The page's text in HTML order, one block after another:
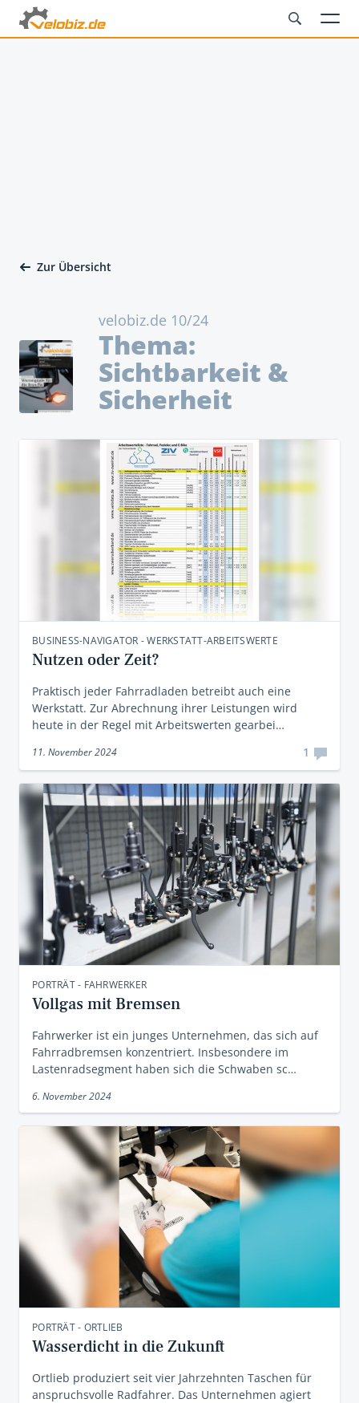
Zur Übersicht
velobiz.de 10/24
Thema:
Sichtbarkeit &
Sicherheit
BUSINESS-NAVIGATOR - WERKSTATT-ARBEITSWERTE
Nutzen oder Zeit?
Praktisch jeder Fahrradladen betreibt auch eine
Werkstatt. Zur Abrechnung ihrer Leistungen wird
heute in der Regel mit Arbeitswerten gearbei…
11. November 2024 1
PORTRÄT - FAHRWERKER
Vollgas mit Bremsen
Fahrwerker ist ein junges Unternehmen, das sich auf
Fahrradbremsen konzentriert. Insbesondere im
Lastenradsegment haben sich die Schwaben sc…
6. November 2024
PORTRÄT - ORTLIEB
Wasserdicht in die Zukunft
Ortlieb produziert seit vier Jahrzehnten Taschen für
anspruchsvolle Radfahrer. Das Unternehmen agiert